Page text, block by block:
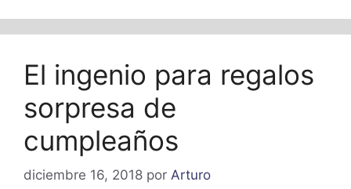
El ingenio para regalos
sorpresa de
cumpleaños
diciembre 16, 2018 por Arturo